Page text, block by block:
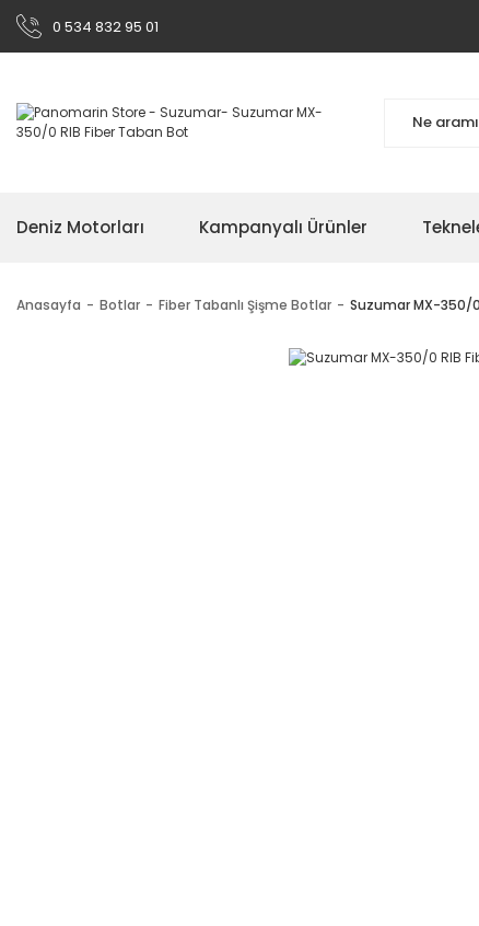
0 534 832 95 01
Deniz Motorları Kampanyalı Ürünler
Anasayfa Botlar Fiber Tabanlı Şişme Botlar Suzumar MX-350/